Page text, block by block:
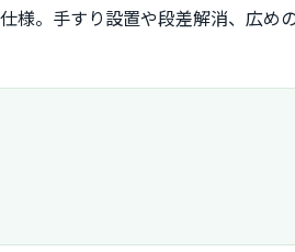
様。手すり設置や段差解消、広め